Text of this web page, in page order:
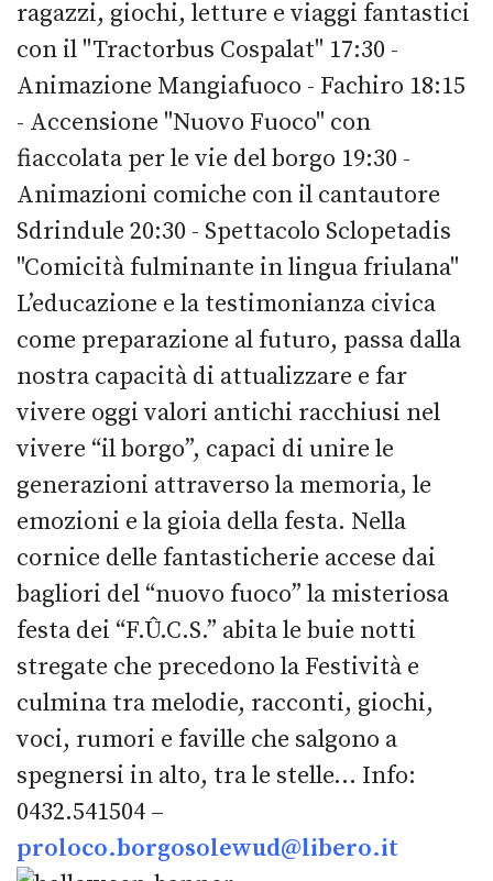
ragazzi, giochi, letture e viaggi fantastici
con il "Tractorbus Cospalat" 17:30 -
Animazione Mangiafuoco - Fachiro 18:15
- Accensione "Nuovo Fuoco" con
fiaccolata per le vie del borgo 19:30 -
Animazioni comiche con il cantautore
Sdrindule 20:30 - Spettacolo Sclopetadis
"Comicità fulminante in lingua friulana"
L’educazione e la testimonianza civica
come preparazione al futuro, passa dalla
nostra capacità di attualizzare e far
vivere oggi valori antichi racchiusi nel
vivere “il borgo”, capaci di unire le
generazioni attraverso la memoria, le
emozioni e la gioia della festa. Nella
cornice delle fantasticherie accese dai
bagliori del “nuovo fuoco” la misteriosa
festa dei “F.Û.C.S.” abita le buie notti
stregate che precedono la Festività e
culmina tra melodie, racconti, giochi,
voci, rumori e faville che salgono a
spegnersi in alto, tra le stelle… Info:
0432.541504 –
proloco.borgosolewud@libero.it